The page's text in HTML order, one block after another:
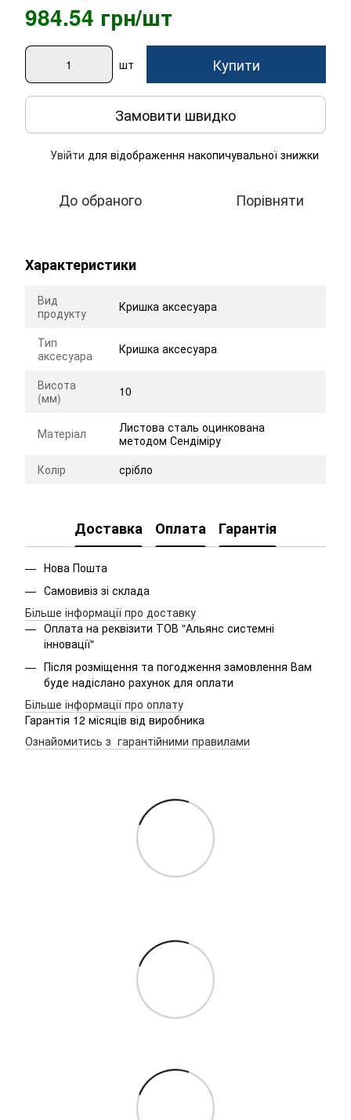
984.54 грн/шт
шт Купити
Замовити швидко
Увійти для відображення накопичувальної знижки
До обраного Порівняти
Характеристики
Вид
продукту
Кришка аксесуара
Тип
аксесуара
Кришка аксесуара
Висота
(мм)
10
Матеріал
Листова сталь оцинкована
методом Сендіміру
Колір
срібло
Доставка Оплата Гарантія
Нова Пошта
Самовивіз зі склада
Більше інформації про доставку
Оплата на реквізити ТОВ "Альянс системні
інновації"
Після розміщення та погодження замовлення Вам
буде надіслано рахунок для оплати
Більше інформації про оплату
Гарантія 12 місяців від виробника
Ознайомитись з гарантійними правилами